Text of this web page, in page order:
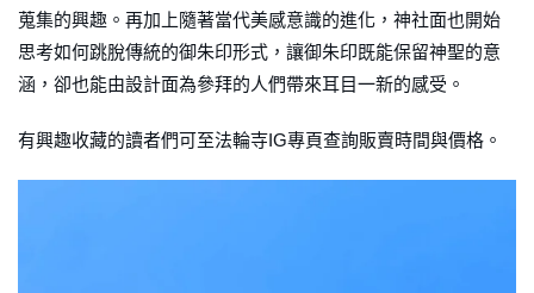
蒐集的興趣。再加上隨著當代美感意識的進化，神社面也開始
思考如何跳脫傳統的御朱印形式，讓御朱印既能保留神聖的意
涵，卻也能由設計面為參拜的人們帶來耳目一新的感受。
有興趣收藏的讀者們可至法輪寺IG專頁查詢販賣時間與價格。